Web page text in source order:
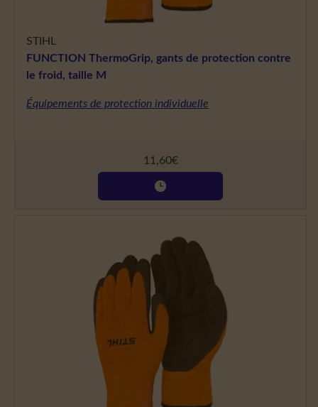
STIHL
FUNCTION ThermoGrip, gants de protection contre
le froid, taille M
Équipements de protection individuelle
11,60€